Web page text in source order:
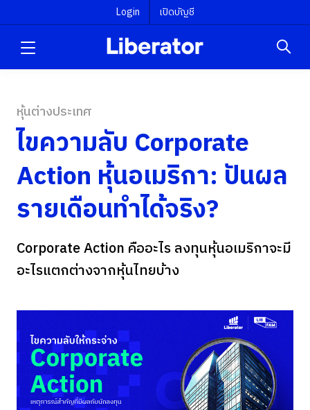
Login เปิดบัญชี
หุ้นต่างประเทศ
ไขความลับ Corporate
Action หุ้นอเมริกา: ปันผล
รายเดือนทำได้จริง?
Corporate Action คืออะไร ลงทุนหุ้นอเมริกาจะมี
อะไรแตกต่างจากหุ้นไทยบ้าง